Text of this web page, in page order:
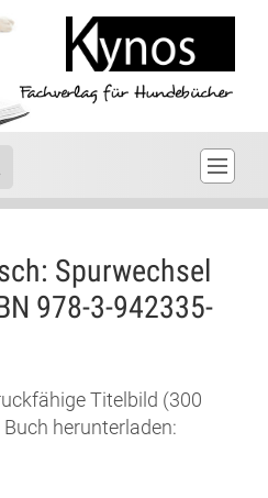
Spurwechsel
978-3-942335-
Titelbild (300
herunterladen: